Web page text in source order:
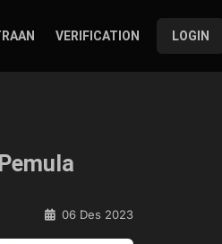
VERIFICATION LOGIN
06 Des 2023